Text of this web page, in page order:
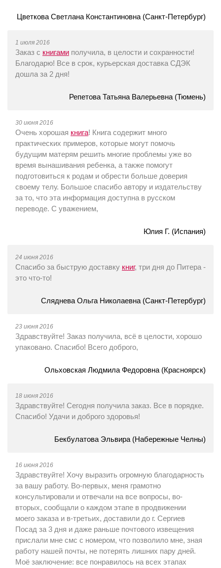
Цветкова Светлана Константиновна (Санкт-Петербург)
1 июля 2016
Заказ с книгами получила, в целости и сохранности!
Благодарю! Все в срок, курьерская доставка СДЭК
дошла за 2 дня!
Репетова Татьяна Валерьевна (Тюмень)
30 июня 2016
Очень хорошая книга! Книга содержит много
практических примеров, которые могут помочь
будущим матерям решить многие проблемы уже во
время вынашивания ребенка, а также помогут
подготовиться к родам и обрести больше доверия
своему телу. Большое спасибо автору и издательству
за то, что эта информация доступна в русском
переводе. С уважением,
Юлия Г. (Испания)
24 июня 2016
Спасибо за быструю доставку книг, три дня до Питера -
это что-то!
Сляднева Ольга Николаевна (Санкт-Петербург)
23 июня 2016
Здравствуйте! Заказ получила, всё в целости, хорошо
упаковано. Спасибо! Всего доброго,
Ольховская Людмила Федоровна (Красноярск)
18 июня 2016
Здравствуйте! Сегодня получила заказ. Все в порядке.
Спасибо! Удачи и доброго здоровья!
Бекбулатова Эльвира (Набережные Челны)
16 июня 2016
Здравствуйте! Хочу выразить огромную благодарность
за вашу работу. Во-первых, меня грамотно
консультировали и отвечали на все вопросы, во-
вторых, сообщали о каждом этапе в продвижении
моего заказа и в-третьих, доставили до г. Сергиев
Посад за 3 дня и даже раньше почтового извещения
прислали мне смс с номером, что позволило мне, зная
работу нашей почты, не потерять лишних пару дней.
Моё заключение: все понравилось на всех этапах